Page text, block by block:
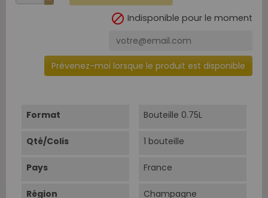
 Indisponible pour le moment
Prévenez-moi lorsque le produit est disponible
Format Bouteille 0.75L
Qté/Colis 1 bouteille
Pays France
Région Champagne